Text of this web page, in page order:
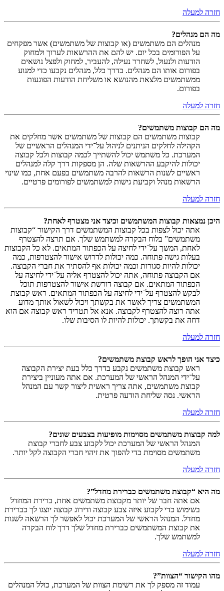
חזרה למעלה
מה הם מנהלים?
מנהלים הם משתמשים (או קבוצות של משתמשים) אשר מפקחים
על הפורומים בכל יום. יש להם את ההרשאות לערוך ולמחוק
הודעות ולנעול, לשחרר נעילה, להעביר, למחוק ולפצל נושאים
בפורום אותו הם מנהלים. בדרך כלל, מנהלים נקבעו כדי למנוע
ממשתמשים מלצאת מהנושא או משליחת הודעות הפוגעות
בפורום.
חזרה למעלה
מה הם קבוצות משתמשים?
קבוצות משתמשים הם קבוצות של משתמשים אשר מחלקים את
הקהילה לחלקים הניתנים לניהול על־ידי המנהלים הראשיים של
המערכת. כל משתמש יכול להשתייך לכמה קבוצות ולכל קבוצה
יכולות להיקבע ההרשאות שלה. הן מספקות דרך קלה למנהלים
ראשיים לשנות הרשאות להרבה משתמשים בפעם אחת, כמו שינוי
הרשאות מנהל וקביעת גישות למשתמשים לפורומים פרטיים.
חזרה למעלה
היכן נמצאות קבוצות המשתמשים וכיצד אני מצטרף לאחת?
אתה יכול לצפות בכל קבוצות המשתמשים דרך הקישור “קבוצות
משתמשים” בלוח הבקרה למשתמש שלך. אם תרצה להצטרף
לאחת, המשך על־ידי לחיצה על הכפתור המתאים. לא כל הקבוצות
בעלות גישה פתוחה. כמה יכולות לדרוש אישור להצטרפות, כמה
יכולות להיות סגורות וכמה יכולות אף להסתיר את חברי הקבוצה.
אם הקבוצה פתוחה, אתה יכול להצטרף אליה על־ידי לחיצה על
הכפתור המתאים. אם קבוצה דורשת אישור להצטרפות תוכל
לבקש להצטרף על־ידי לחיצה על הכפתור המתאים. ראש קבוצת
המשתמשים צריך לאשר את בקשתך ויכול לשאול אותך מדוע
אתה רוצה להצטרף לקבוצה. אנא אל תטריד ראש קבוצה אם הוא
דחה את בקשתך. יכולות להיות לו הסיבות שלו.
חזרה למעלה
כיצד אני הופך לראש קבוצת משתמשים?
ראש קבוצת משתמשים נקבע בדרך כלל בעת יצירת הקבוצה
על־ידי המנהל הראשי של המערכת. אם אתה מעוניין ביצירת
קבוצת משתמשים, אתה צריך ראשית ליצור קשר עם המנהל
הראשי. נסה שליחת הודעה פרטית.
חזרה למעלה
למה קבוצות משתמשים מסוימות מופיעות בצבעים שונים?
המנהל הראשי של המערכת יכול לקבוע צבע לחברי קבוצת
משתמשים מסוימת כדי להפוך את זיהוי חברי הקבוצה לקל יותר.
חזרה למעלה
מה היא “קבוצת משתמשים כברירת מחדל”?
אם אתה חבר של יותר מקבוצת משתמשים אחת, ברירת המחדל
בשימוש כדי לקבוע איזה צבע קבוצה ודירוג קבוצה יוצגו לך כברירת
מחדל. המנהל הראשי של המערכת יכול לאפשר לך הרשאה לשנות
את קבוצת המשתמשים כברירת מחדל שלך דרך לוח הבקרה
למשתמש שלך.
חזרה למעלה
מהו הקישור “הצוות”?
עמוד זה מספק לך את רשימת הצוות של המערכת, כולל המנהלים